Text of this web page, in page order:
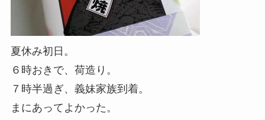
夏休み初日。
６時おきで、荷造り。
７時半過ぎ、義妹家族到着。
まにあってよかった。